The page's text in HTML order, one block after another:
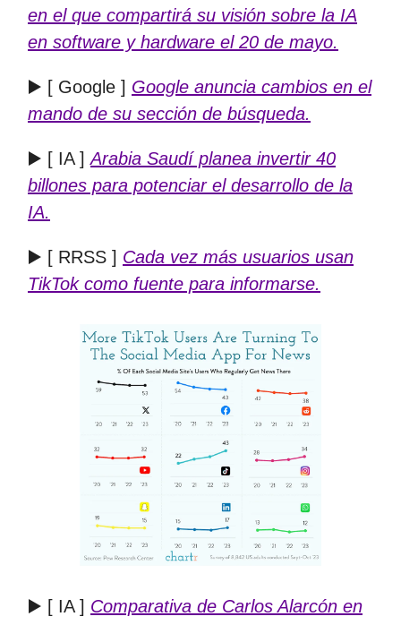
en el que compartirá su visión sobre la IA
en software y hardware el 20 de mayo.
▶️ [ Google ] Google anuncia cambios en el
mando de su sección de búsqueda.
▶️ [ IA ]Arabia Saudí planea invertir 40
billones para potenciar el desarrollo de la
IA.
▶️ [ RRSS ] Cada vez más usuarios usan
TikTok como fuente para informarse.
▶️ [ IA ] Comparativa de Carlos Alarcón en